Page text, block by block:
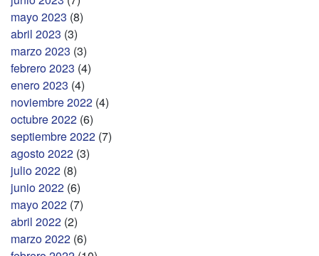
mayo 2023 (8)
abril 2023 (3)
marzo 2023 (3)
febrero 2023 (4)
enero 2023 (4)
noviembre 2022 (4)
octubre 2022 (6)
septiembre 2022 (7)
agosto 2022 (3)
julio 2022 (8)
junio 2022 (6)
mayo 2022 (7)
abril 2022 (2)
marzo 2022 (6)